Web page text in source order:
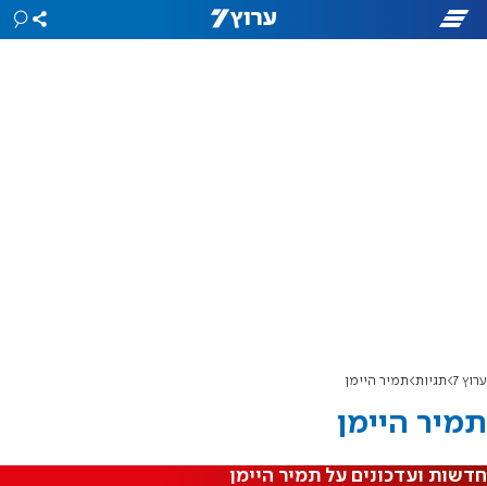
ערוץ 7 תגיות תמיר היימן
תמיר היימן
חדשות ועדכונים על תמיר היימן